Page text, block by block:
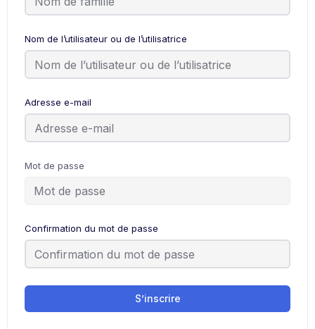
Nom de l’utilisateur ou de l’utilisatrice
Adresse e-mail
Mot de passe
Confirmation du mot de passe
S’inscrire